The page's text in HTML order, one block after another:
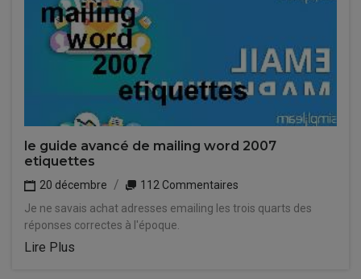
le guide avancé de mailing word 2007
etiquettes
20 décembre
112 Commentaires
Je ne savais achat adresses emailing les trois quarts des
réponses correctes à l'époque.
Lire Plus